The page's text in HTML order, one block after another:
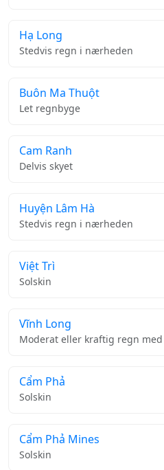
Hạ Long
Stedvis regn i nærheden
Buôn Ma Thuột
Let regnbyge
Cam Ranh
Delvis skyet
Huyện Lâm Hà
Stedvis regn i nærheden
Việt Trì
Solskin
Vĩnh Long
Moderat eller kraftig regn
Cẩm Phả
Solskin
Cẩm Phả Mines
Solskin